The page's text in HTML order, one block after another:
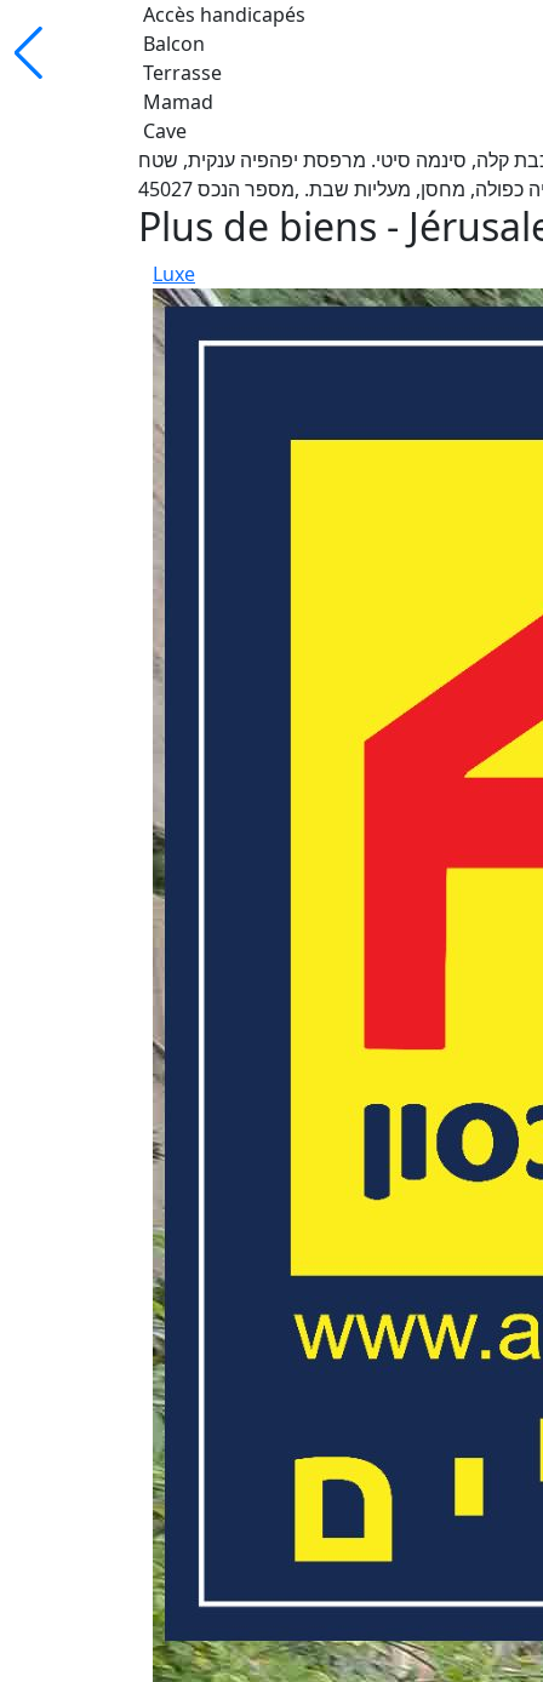
Accès handicapés
Balcon
Terrasse
Mamad
Cave
קלה, סינמה סיטי. מרפסת יפהפיה ענקית, שטח
כפולה, מחסן, מעליות שבת. ,מספר הנכס 45027
Plus de biens -
Luxe